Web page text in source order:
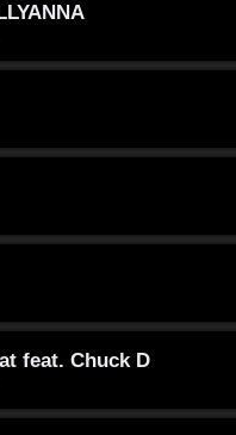
feat. Chuck D